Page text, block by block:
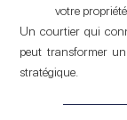
votre
Un courtier qui
peut transformer
stratégique.